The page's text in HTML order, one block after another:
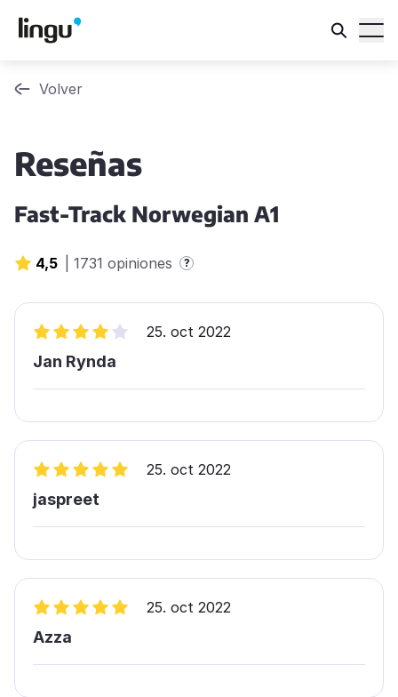
Volver
Reseñas
Fast-Track Norwegian A1
4,5 1731 opiniones ?
25. oct 2022
Jan Rynda
25. oct 2022
jaspreet
25. oct 2022
Azza